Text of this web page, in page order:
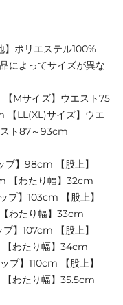
】ポリエステル100%
によってサイズが異な
Mサイズ】ウエスト75
【LL(XL)サイズ】ウエ
ト87～93cm
】98cm 【股上】
【わたり幅】32cm
プ】103cm 【股上】
わたり幅】33cm
】107cm 【股上】
わたり幅】34cm
プ】110cm 【股上】
わたり幅】35.5cm